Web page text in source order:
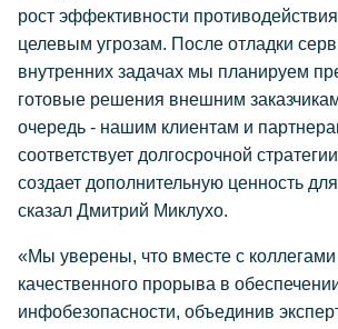
рост эффективности
целевым угрозам. После отладки
внутренних задачах мы планируем
готовые решения внешним
очередь - нашим клиентам и
соответствует долгосрочной
создает дополнительную ценность
сказал Дмитрий Миклухо.
«Мы уверены, что вместе с коллегами
качественного прорыва в
инфобезопасности, объединив